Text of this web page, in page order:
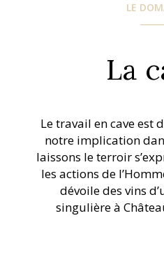
LE
La
Le travail en cave est
notre implication
laissons le terroir
les actions de
dévoile des vins
singulière à